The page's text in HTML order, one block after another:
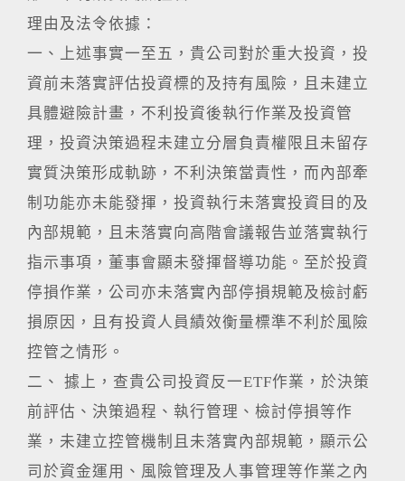
理由及法令依據：
一、上述事實一至五，貴公司對於重大投資，投
資前未落實評估投資標的及持有風險，且未建立
具體避險計畫，不利投資後執行作業及投資管
理，投資決策過程未建立分層負責權限且未留存
實質決策形成軌跡，不利決策當責性，而內部牽
制功能亦未能發揮，投資執行未落實投資目的及
內部規範，且未落實向高階會議報告並落實執行
指示事項，董事會顯未發揮督導功能。至於投資
停損作業，公司亦未落實內部停損規範及檢討虧
損原因，且有投資人員績效衡量標準不利於風險
控管之情形。
二、 據上，查貴公司投資反一ETF作業，於決策
前評估、決策過程、執行管理、檢討停損等作
業，未建立控管機制且未落實內部規範，顯示公
司於資金運用、風險管理及人事管理等作業之內